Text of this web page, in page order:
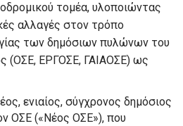
τομέα, υλοποιώντας
αλλαγές στον τρόπο
των δημόσιων πυλώνων του
(ΟΣΕ, ΕΡΓΟΣΕ, ΓΑΙΑΟΣΕ) ως
ενιαίος, σύγχρονος δημόσιος
ΟΣΕ («Νέος ΟΣΕ»), που